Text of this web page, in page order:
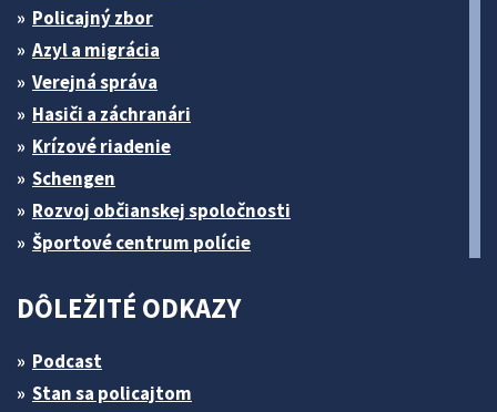
Policajný zbor
Azyl a migrácia
Verejná správa
Hasiči a záchranári
Krízové riadenie
Schengen
Rozvoj občianskej spoločnosti
Športové centrum polície
DÔLEŽITÉ ODKAZY
Podcast
Stan sa policajtom